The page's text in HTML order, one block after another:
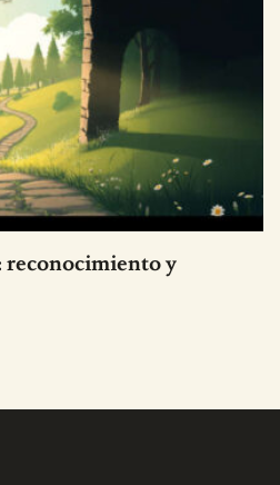
reconocimiento y